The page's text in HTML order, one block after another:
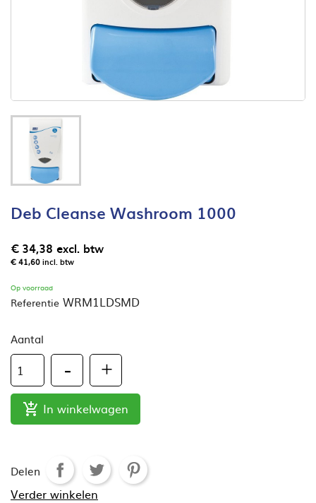
Deb Cleanse Washroom 1000
€ 34,38 excl. btw
€ 41,60incl. btw
Op voorraad
Referentie WRM1LDSMD
Aantal
 In winkelwagen
Delen
Verder winkelen